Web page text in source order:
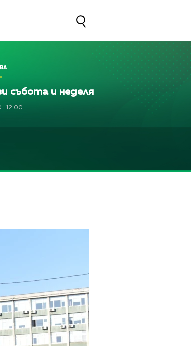
събота и неделя
12:00